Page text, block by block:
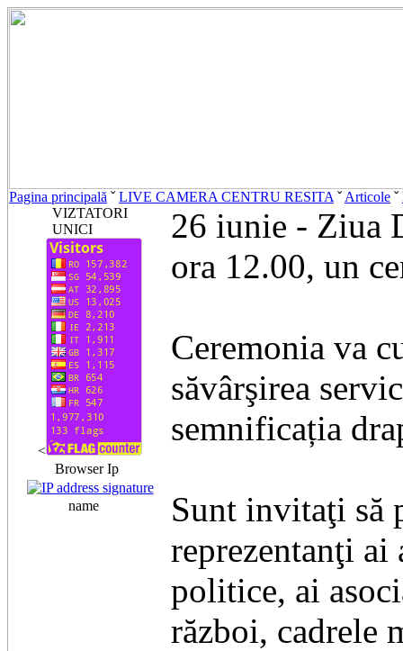
Pagina principală ˇLIVE CAMERA CENTRU RESITA ˇArticole ˇ
VIZTATORI
UNICI
<
Browser Ip
name
26 iunie - Ziua
ora 12.00, un
Ceremonia va
săvârşirea
semnificația
Sunt invitaţi să
reprezentanţi
politice, ai
război, cadrele